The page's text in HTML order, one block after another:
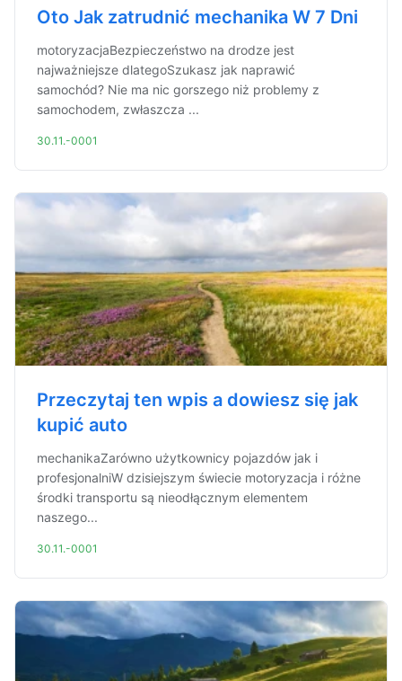
Oto Jak zatrudnić mechanika W 7 Dni
motoryzacjaBezpieczeństwo na drodze jest
najważniejsze dlategoSzukasz jak naprawić
samochód? Nie ma nic gorszego niż problemy z
samochodem, zwłaszcza ...
30.11.-0001
Przeczytaj ten wpis a dowiesz się jak
kupić auto
mechanikaZarówno użytkownicy pojazdów jak i
profesjonalniW dzisiejszym świecie motoryzacja i różne
środki transportu są nieodłącznym elementem
naszego...
30.11.-0001